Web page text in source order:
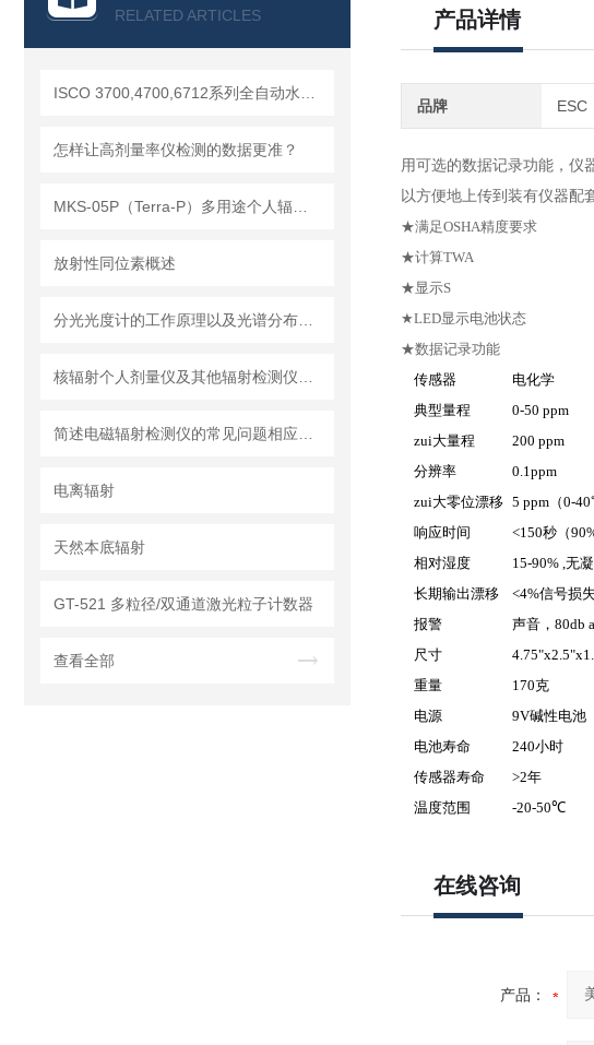
RELATED ARTICLES
怎样让高剂量率仪检测的数据更准？
放射性同位素概述
电离辐射
天然本底辐射
GT-521 多粒径/双通道激光粒子计数器
查看全部
产品详情
品牌 ESC
用可选的数据记录功能，仪
以方便地上传到装有仪器
★满足OSHA精度要求
★计算TWA
★显示S
★LED显示电池状态
★数据记录功能
传感器
电化学
典型量程
0-50 ppm
zui大量程
200 ppm
分辨率
0.1ppm
zui大零位漂移 5 ppm（0-
响应时间
<150秒（90%
相对湿度
15-90% ,无
长期输出漂移
<4%信号损
报警
声音，80db
尺寸
重量
170克
电源
9V碱性电池
电池寿命
240小时
传感器寿命
>2年
温度范围
-20-50℃
在线咨询
产品：